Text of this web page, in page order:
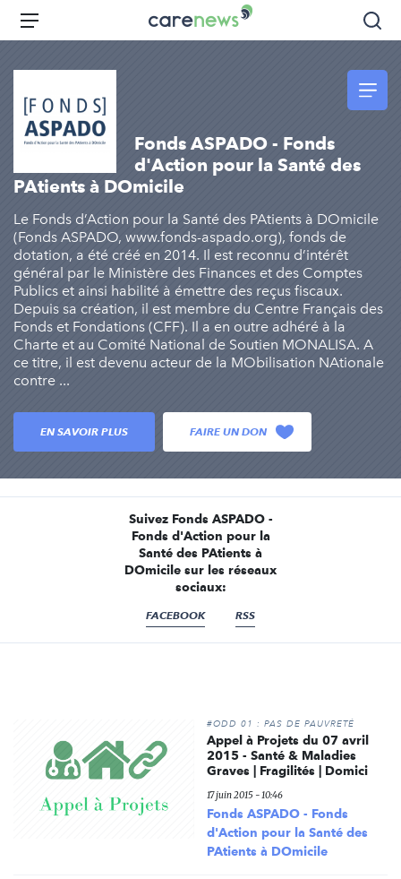
Aller
principal
Carenews,
Le
l'engagement
Menu
Fonds ASPADO - Fonds
d'Action pour la Santé des
PAtients à DOmicile
Le Fonds d’Action pour la Santé des PAtients à DOmicile
(Fonds ASPADO, www.fonds-aspado.org), fonds de
dotation, a été créé en 2014. Il est reconnu d’intérêt
général par le Ministère des Finances et des Comptes
Publics et ainsi habilité à émettre des reçus fiscaux.
Depuis sa création, il est membre du Centre Français des
Fonds et Fondations (CFF). Il a en outre adhéré à la
Charte et au Comité National de Soutien MONALISA. A
ce titre, il est devenu acteur de la MObilisation NAtionale
contre ...
EN SAVOIR PLUS FAIRE UN DON
Suivez Fonds ASPADO -
Fonds d'Action pour la
Santé des PAtients à
DOmicile sur les réseaux
sociaux:
FACEBOOK RSS
#ODD 01 : PAS DE PAUVRETÉ
Appel à Projets du 07 avril
2015 - Santé & Maladies
Graves | Fragilités | Domici
17 juin 2015 - 10:46
Fonds ASPADO - Fonds
d'Action pour la Santé des
PAtients à DOmicile